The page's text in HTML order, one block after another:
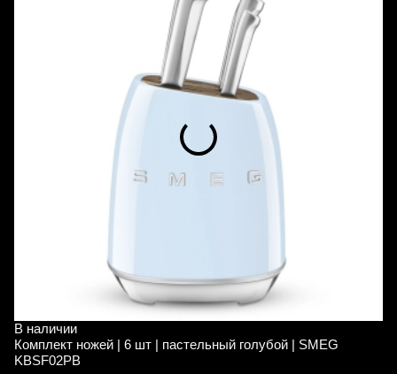
В наличии
Комплект ножей | 6 шт | пастельный голубой | SMEG
KBSF02PB